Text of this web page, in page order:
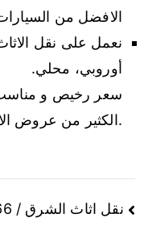
الافضل من
نعمل على نقل
أوروبي، محلي.
سعر رخيص و مناسب
الكثير من عروض الاسعار التي نؤمنها على مدار العام.